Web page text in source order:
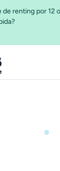
renting por 12